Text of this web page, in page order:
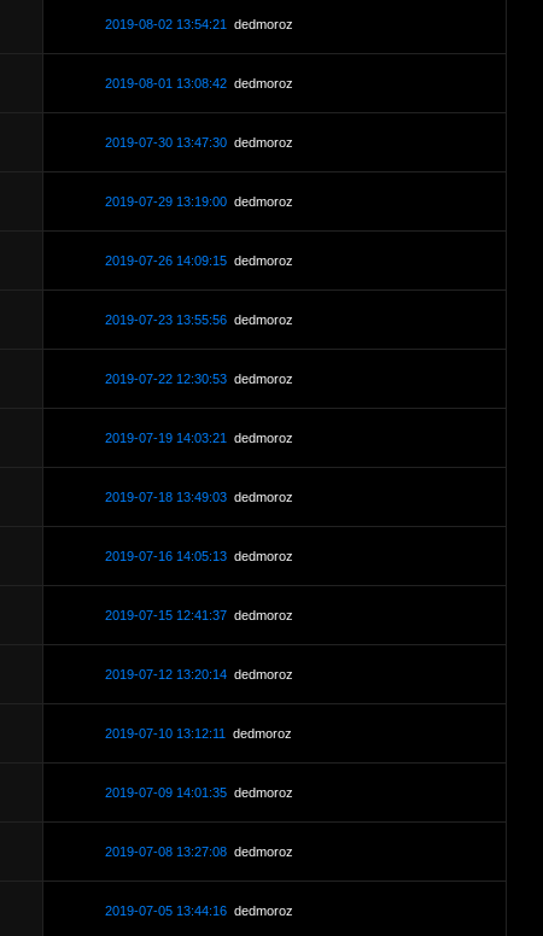
2019-08-02 13:54:21 dedmoroz
2019-08-01 13:08:42 dedmoroz
2019-07-30 13:47:30 dedmoroz
2019-07-29 13:19:00 dedmoroz
2019-07-26 14:09:15 dedmoroz
2019-07-23 13:55:56 dedmoroz
2019-07-22 12:30:53 dedmoroz
2019-07-19 14:03:21 dedmoroz
2019-07-18 13:49:03 dedmoroz
2019-07-16 14:05:13 dedmoroz
2019-07-15 12:41:37 dedmoroz
2019-07-12 13:20:14 dedmoroz
2019-07-10 13:12:11 dedmoroz
2019-07-09 14:01:35 dedmoroz
2019-07-08 13:27:08 dedmoroz
2019-07-05 13:44:16 dedmoroz